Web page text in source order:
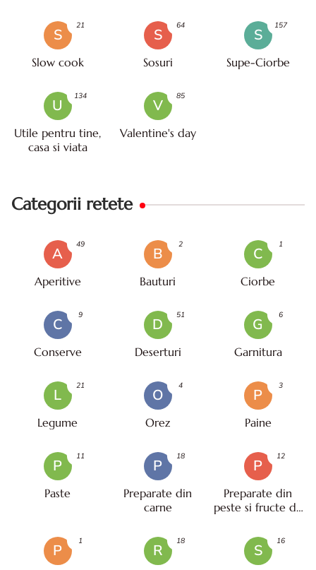
S
Slow cook
21
S
Sosuri
64
S
Supe-Ciorbe
157
U
Utile pentru tine,
casa si viata
134
V
Valentine's day
85
Categorii retete
A
Aperitive
49
B
Bauturi
2
C
Ciorbe
1
C
Conserve
9
D
Deserturi
51
G
Garnitura
6
L
Legume
21
O
Orez
4
P
Paine
3
P
Paste
11
P
Preparate din
carne
18
P
Preparate din
peste si fructe de
12
P
1
R
18
S
16